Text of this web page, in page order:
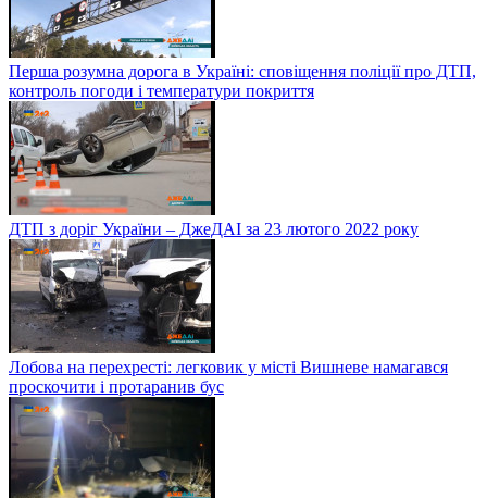
Перша розумна дорога в Україні: сповіщення поліції про ДТП,
контроль погоди і температури покриття
ДТП з доріг України – ДжеДАІ за 23 лютого 2022 року
Лобова на перехресті: легковик у місті Вишневе намагався
проскочити і протаранив бус